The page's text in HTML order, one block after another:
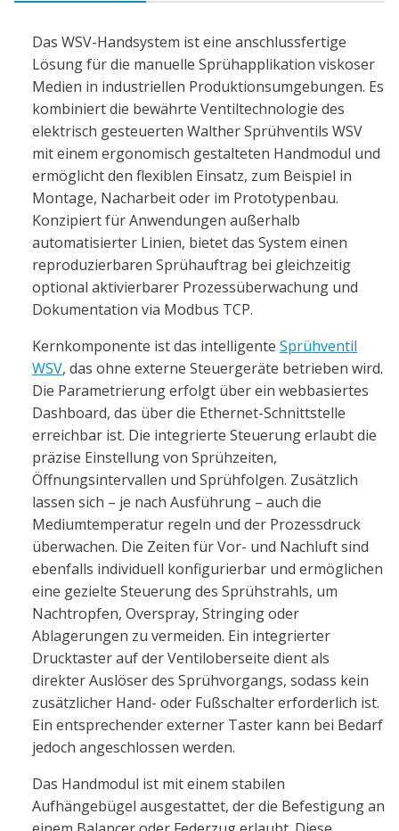
Das WSV-Handsystem ist eine anschlussfertige
Lösung für die manuelle Sprühapplikation viskoser
Medien in industriellen Produktionsumgebungen. Es
kombiniert die bewährte Ventiltechnologie des
elektrisch gesteuerten Walther Sprühventils WSV
mit einem ergonomisch gestalteten Handmodul und
ermöglicht den flexiblen Einsatz, zum Beispiel in
Montage, Nacharbeit oder im Prototypenbau.
Konzipiert für Anwendungen außerhalb
automatisierter Linien, bietet das System einen
reproduzierbaren Sprühauftrag bei gleichzeitig
optional aktivierbarer Prozessüberwachung und
Dokumentation via Modbus TCP.
Kernkomponente ist das intelligente Sprühventil
WSV, das ohne externe Steuergeräte betrieben wird.
Die Parametrierung erfolgt über ein webbasiertes
Dashboard, das über die Ethernet-Schnittstelle
erreichbar ist. Die integrierte Steuerung erlaubt die
präzise Einstellung von Sprühzeiten,
Öffnungsintervallen und Sprühfolgen. Zusätzlich
lassen sich – je nach Ausführung – auch die
Mediumtemperatur regeln und der Prozessdruck
überwachen. Die Zeiten für Vor- und Nachluft sind
ebenfalls individuell konfigurierbar und ermöglichen
eine gezielte Steuerung des Sprühstrahls, um
Nachtropfen, Overspray, Stringing oder
Ablagerungen zu vermeiden. Ein integrierter
Drucktaster auf der Ventiloberseite dient als
direkter Auslöser des Sprühvorgangs, sodass kein
zusätzlicher Hand- oder Fußschalter erforderlich ist.
Ein entsprechender externer Taster kann bei Bedarf
jedoch angeschlossen werden.
Das Handmodul ist mit einem stabilen
Aufhängebügel ausgestattet, der die Befestigung an